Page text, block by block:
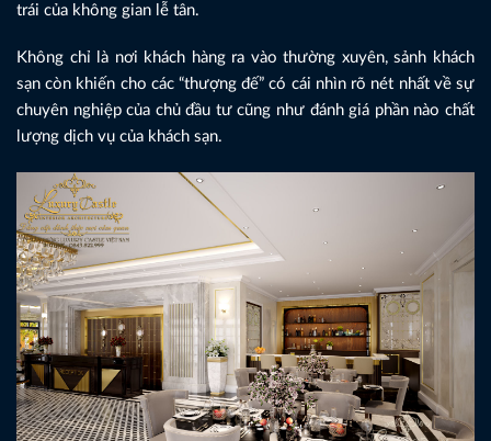
trái của không gian lễ tân.
Không chỉ là nơi khách hàng ra vào thường xuyên, sảnh khách
sạn còn khiến cho các “thượng đế” có cái nhìn rõ nét nhất về sự
chuyên nghiệp của chủ đầu tư cũng như đánh giá phần nào chất
lượng dịch vụ của khách sạn.